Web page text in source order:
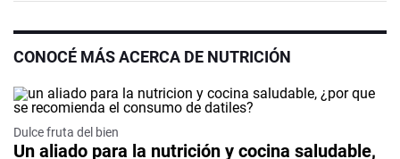
CONOCÉ MÁS ACERCA DE NUTRICIÓN
Dulce fruta del bien
Un aliado para la nutrición y cocina saludable,